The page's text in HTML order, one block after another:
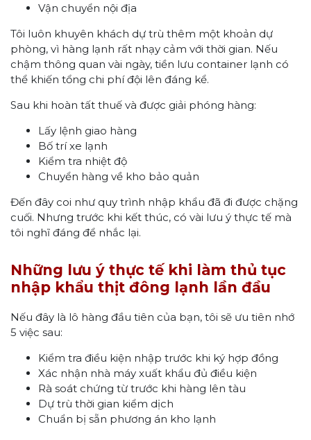
Vận chuyển nội địa
Tôi luôn khuyên khách dự trù thêm một khoản dự
phòng, vì hàng lạnh rất nhạy cảm với thời gian. Nếu
chậm thông quan vài ngày, tiền lưu container lạnh có
thể khiến tổng chi phí đội lên đáng kể.
Sau khi hoàn tất thuế và được giải phóng hàng:
Lấy lệnh giao hàng
Bố trí xe lạnh
Kiểm tra nhiệt độ
Chuyển hàng về kho bảo quản
Đến đây coi như quy trình nhập khẩu đã đi được chặng
cuối. Nhưng trước khi kết thúc, có vài lưu ý thực tế mà
tôi nghĩ đáng để nhắc lại.
Những lưu ý thực tế khi làm thủ tục
nhập khẩu thịt đông lạnh lần đầu
Nếu đây là lô hàng đầu tiên của bạn, tôi sẽ ưu tiên nhớ
5 việc sau:
Kiểm tra điều kiện nhập trước khi ký hợp đồng
Xác nhận nhà máy xuất khẩu đủ điều kiện
Rà soát chứng từ trước khi hàng lên tàu
Dự trù thời gian kiểm dịch
Chuẩn bị sẵn phương án kho lạnh